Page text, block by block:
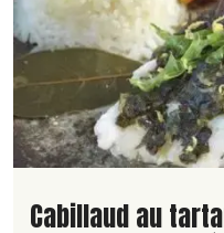
Lire la suite de
Cabillaud au